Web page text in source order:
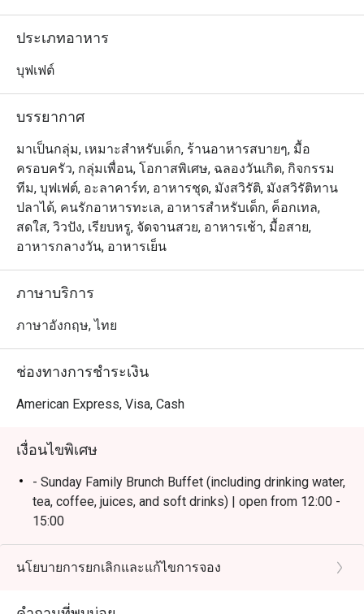
แสดงทั้ง 5 ห้อง ปรุงอาหารรสเลิศทั้งอาหารไทย จีน อินเดีย
และยุโรป นอกจากนี้ FLOW ยังนำเสนออาหารมื้อสายวัน
เนื้อวากิวที่ปรุงแบบสโลว์คุก และโรงละครของหวานขึ้นชื่อ
Flow @ Millennium Hilton Bangkok คือห้องอาหาร
นานาชาติที่ให้บริการบุฟเฟ่ต์ โดยตั้งอยู่ชั้น 1 ของโรงแรม
Millennium Hilton Bangkok พร้อมทางเชื่อมใกล้ไอคอน
สยามและ BTS คลองสาน บรรยากาศริมแม่น้ำเจ้าพระยา
・จุดเด่นของร้านคือบุฟเฟ่ต์คุณภาพ ทั้ง ซีฟู้ดสด, ชีสเซเล็ก
ชันหลากชนิด, และเมนูห้ามพลาดอย่าง Massaman Beef
มาก พร้อมบริการเอาใจใส่จากทีมงาน
・เหมาะสำหรับคนพื้นที่ที่ต้องการดินเนอร์บุฟเฟ่ต์รสชาติดี
มื้อครอบครัวและโอกาสพิเศษ
・เหมาะสำหรับนักท่องเที่ยวที่มองหาบุฟเฟ่ต์คุณภาพ พร้อม
วิวริมแม่น้ำ และตั้งอยู่ใกล้ไอคอนสยาม เดินทางสะดวก
เพียงเลือกเวลาที่ต้องการเพื่อรับส่วนลดค่าอาหารตามช่วง
ประเภทอาหาร
บุฟเฟต์
บรรยากาศ
มาเป็นกลุ่ม, เหมาะสำหรับเด็ก, ร้านอาหารสบายๆ, มื้อ
ครอบครัว, กลุ่มเพื่อน, โอกาสพิเศษ, ฉลองวันเกิด, กิจกรรม
ทีม, บุฟเฟต์, อะลาคาร์ท, อาหารชุด, มังสวิรัติ, มังสวิรัติทาน
ปลาได้, คนรักอาหารทะเล, อาหารสำหรับเด็ก, ค็อกเทล,
สดใส, วิวปัง, เรียบหรู, จัดจานสวย, อาหารเช้า, มื้อสาย,
อาหารกลางวัน, อาหารเย็น
ภาษาบริการ
ภาษาอังกฤษ, ไทย
ช่องทางการชำระเงิน
American Express, Visa, Cash
เงื่อนไขพิเศษ
- Sunday Family Brunch Buffet (including drinking water,
tea, coffee, juices, and soft drinks) | open from 12:00 -
15:00
- Friday & Saturday Dinner Buffet(including drinking
water, tea, coffee, juices, and soft drinks) | open from
- Monday - Thursday: A La Carte menu start 12.00-9.30
นโยบายการยกเลิกและแก้ไขการจอง